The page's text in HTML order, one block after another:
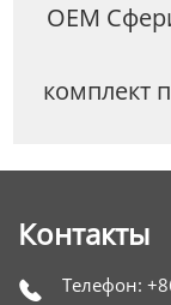
OEM
комплект
Контакты
 Телефон: